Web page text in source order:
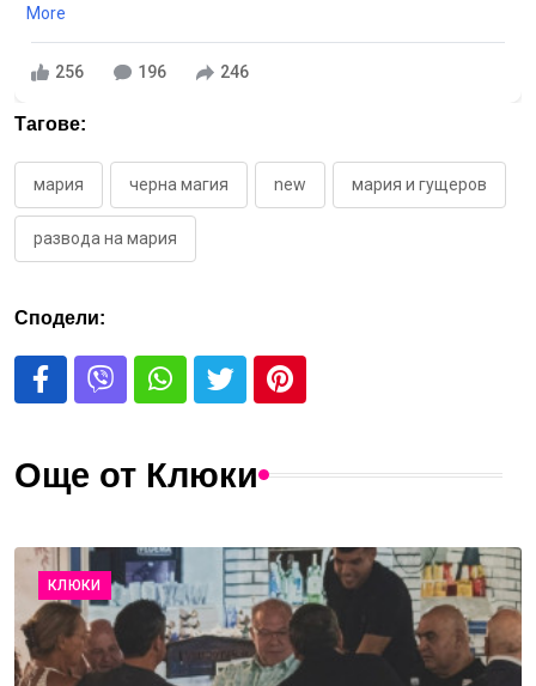
More
256 196 246
Тагове:
мария черна магия new мария и гущеров
развода на мария
Сподели:
Още от Клюки
КЛЮКИ